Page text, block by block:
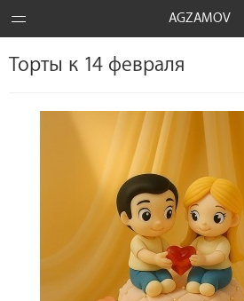
AGZAMOV
Торты к 14 февраля